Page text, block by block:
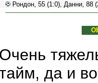
Рондон, 55 (1:0), Данни, 88
Очень
да и